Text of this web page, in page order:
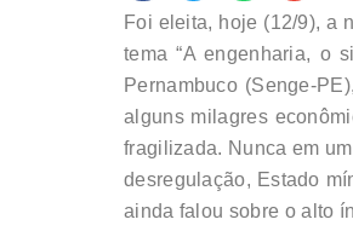
Foi eleita, hoje (12/9), a
tema “A engenharia, o
Pernambuco (Senge-
alguns milagres
fragilizada. Nunca em
desregulação, Estado
ainda falou sobre o alto